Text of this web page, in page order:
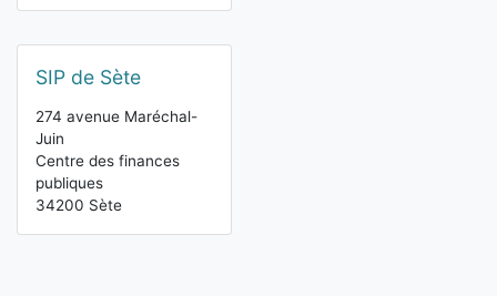
SIP de Sète
274 avenue Maréchal-
Juin
Centre des finances
publiques
34200 Sète